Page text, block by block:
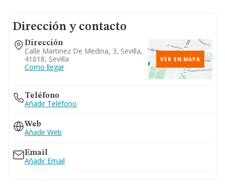
Dirección y contacto
Dirección
Calle Martinez De Medina, 3, Sevilla,
41018, Sevilla
Como llegar
VER EN MAPA
Teléfono
Añadir Teléfono
Web
Añadir Web
Email
Añadir Email